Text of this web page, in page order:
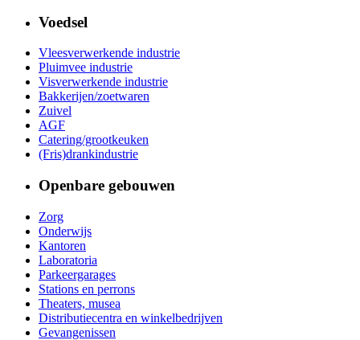
Voedsel
Vleesverwerkende industrie
Pluimvee industrie
Visverwerkende industrie
Bakkerijen/zoetwaren
Zuivel
AGF
Catering/grootkeuken
(Fris)drankindustrie
Openbare gebouwen
Zorg
Onderwijs
Kantoren
Laboratoria
Parkeergarages
Stations en perrons
Theaters, musea
Distributiecentra en winkelbedrijven
Gevangenissen